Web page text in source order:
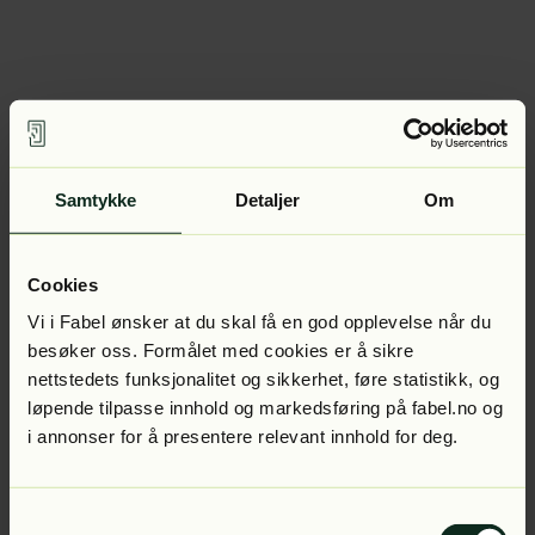
Samtykke Detaljer Om
Cookies
Vi i Fabel ønsker at du skal få en god opplevelse når du
besøker oss. Formålet med cookies er å sikre
nettstedets funksjonalitet og sikkerhet, føre statistikk, og
løpende tilpasse innhold og markedsføring på fabel.no og
i annonser for å presentere relevant innhold for deg.